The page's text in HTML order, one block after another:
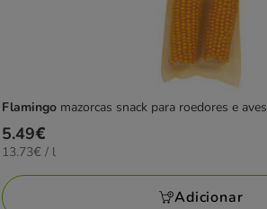
Flamingo mazorcas snack para roedores e aves
Preço
5.49€
5.49€
13.73€
L
13.73€ / l
Adicionar